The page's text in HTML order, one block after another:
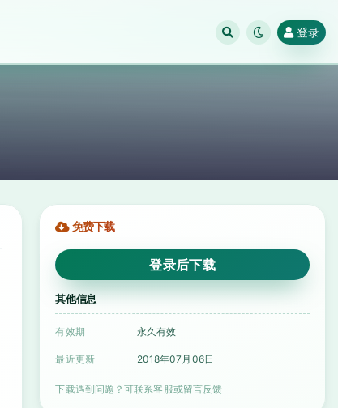
登录
免费下载
登录后下载
其他信息
有效期 永久有效
最近更新 2018年07月06日
下载遇到问题？可联系客服或留言反馈